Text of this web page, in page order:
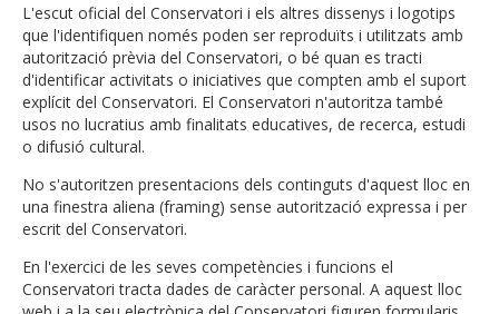
L'escut oficial del Conservatori i els altres dissenys i logotips
que l'identifiquen només poden ser reproduïts i utilitzats amb
autorització prèvia del Conservatori, o bé quan es tracti
d'identificar activitats o iniciatives que compten amb el suport
explícit del Conservatori. El Conservatori n'autoritza també
usos no lucratius amb finalitats educatives, de recerca, estudi
o difusió cultural.
No s'autoritzen presentacions dels continguts d'aquest lloc en
una finestra aliena (framing) sense autorització expressa i per
escrit del Conservatori.
En l'exercici de les seves competències i funcions el
Conservatori tracta dades de caràcter personal. A aquest lloc